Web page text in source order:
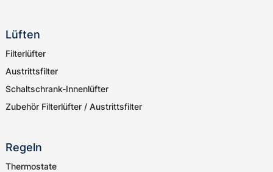
Lüften
Filterlüfter
Austrittsfilter
Schaltschrank-Innenlüfter
Zubehör Filterlüfter / Austrittsfilter
Regeln
Thermostate